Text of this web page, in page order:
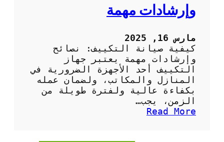
ك
ف
ا
ت
ا
ل
ه
وإرشادات مهمة
مارس 16, 2025
كيفية صيانة التكييف: نصائح
وإرشادات مهمة يعتبر جهاز
التكييف أحد الأجهزة الضرورية في
المنازل والمكاتب، ولضمان عمله
بكفاءة عالية ولفترة طويلة من
الزمن، يجب…
Read More